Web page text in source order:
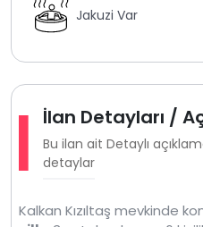
Jakuzi Var
İlan Detayları /
Bu ilan ait Detaylı
detaylar
Kalkan Kızıltaş mevkinde